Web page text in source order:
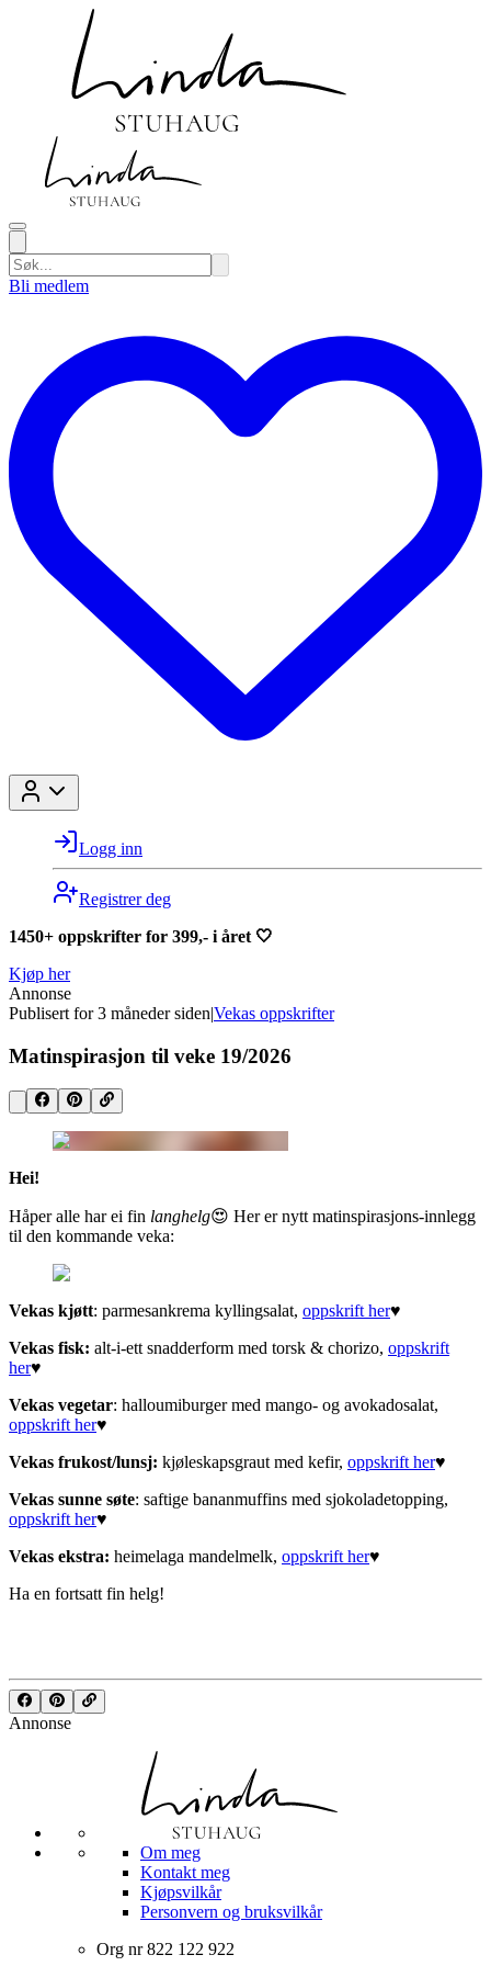
Bli medlem
Logg inn
Registrer deg
1450+ oppskrifter for 399,- i året 🤍
Kjøp her
Annonse
Publisert for 3 måneder siden|Vekas oppskrifter
Matinspirasjon til veke 19/2026
Hei!
Håper alle har ei fin langhelg😍 Her er nytt matinspirasjons-innlegg
til den kommande veka:
Vekas kjøtt: parmesankrema kyllingsalat, oppskrift her♥︎
Vekas fisk: alt-i-ett snadderform med torsk & chorizo, oppskrift
her♥︎
Vekas vegetar: halloumiburger med mango- og avokadosalat,
oppskrift her♥︎
Vekas frukost/lunsj: kjøleskapsgraut med kefir, oppskrift her♥︎
Vekas sunne søte: saftige bananmuffins med sjokoladetopping,
oppskrift her♥︎
Vekas ekstra: heimelaga mandelmelk, oppskrift her♥︎
Ha en fortsatt fin helg!
Annonse
Om meg
Kontakt meg
Kjøpsvilkår
Personvern og bruksvilkår
Org nr 822 122 922